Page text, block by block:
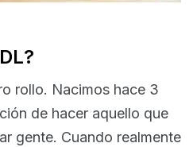
rollo. Nacimos hace 3
de hacer aquello que
gente. Cuando realmente